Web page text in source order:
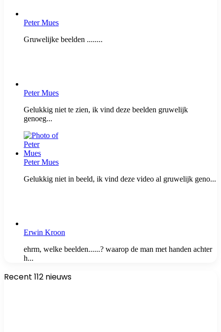
Peter Mues
Gruwelijke beelden ........
Peter Mues
Gelukkig niet te zien, ik vind deze beelden gruwelijk
genoeg...
Peter Mues
Gelukkig niet in beeld, ik vind deze video al gruwelijk geno...
Erwin Kroon
ehrm, welke beelden......? waarop de man met handen achter
h...
Recent 112 nieuws